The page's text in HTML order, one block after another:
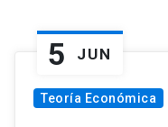
5 JUN
Teoría Económica